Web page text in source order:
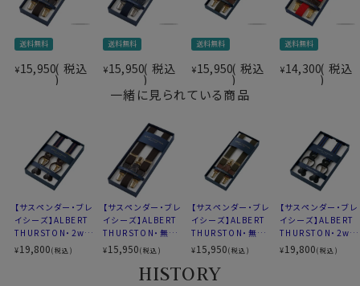
カジュアルはもちろん、ラフなビジネスカジュアルでもス
タイルのワンポイントに。
華やかなパーティーシーンにも最適！
男性はもちろんのこと、女性のカジュアルコーディネート
のまとめ役として、スカートスタイルやパンツスタイルに
合わせて頂くのもおすすめです。
「サスペンダー(suspenders)」はアメリカ英語となり、イ
ギリスではサスペンダーのことを「ブレイシーズ/ブレイシ
ス（braces）」といます。
ポリエステル75%・エラスティック25%
牛革
柄
無地
色
ブラック 黒
送料無料
¥15,950 税込
送料無料
¥15,950 税込
送料無料
¥15,950 税込
送料無料
¥14,300 税込
一緒に見られている商品
【サスペンダー・ブレ
イシーズ】ALBERT
THURSTON・2wa
y・ストライプ・ネイ
ビーブルー・イギリ
¥19,800(税込)
【サスペンダー・ブレ
イシーズ】ALBERT
THURSTON・無地
ヘリンボーン・ブラ
ウン・イギリス製
¥15,950(税込)
【サスペンダー・ブレ
イシーズ】ALBERT
THURSTON・無地・
カーキ・イギリス製
¥15,950(税込)
【サスペンダー・ブレ
イシーズ】ALBERT
THURSTON・2wa
y・ストライプ・ブル
ー・イギリス製
¥19,800(税込)
HISTORY